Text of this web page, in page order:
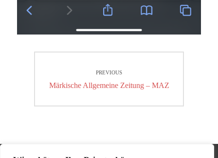
PREVIOUS
Previous
Märkische Allgemeine Zeitung – MAZ